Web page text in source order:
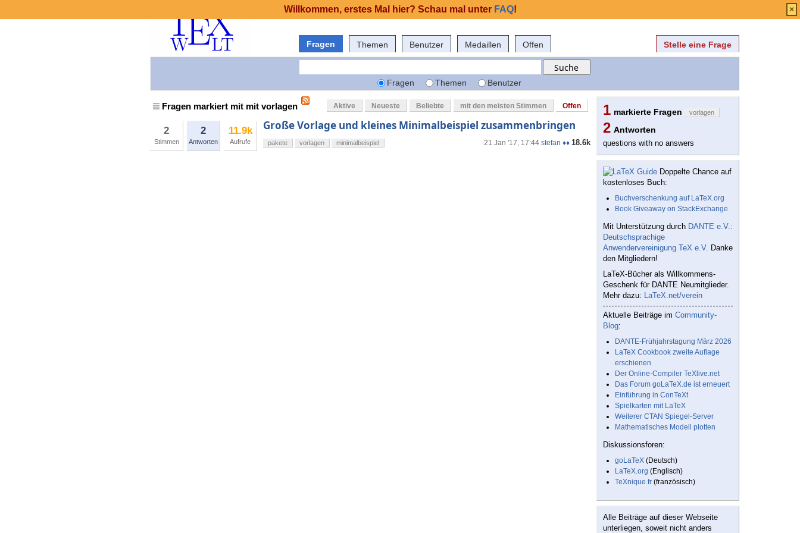
Fragen Themen Benutzer Medaillen Offen Stelle eine Frage
Fragen Themen Benutzer
Fragen markiert mit mit vorlagen Aktive Neueste Beliebte mit den meisten Stimmen Offen
2
Stimmen
2
Antworten
11.9k
Aufrufe
Große Vorlage und kleines Minimalbeispiel zusammenbringen
21 Jan '17, 17:44 stefan ♦♦ 18.6k
pakete vorlagen minimalbeispiel
1 markierte Fragen vorlagen
2 Antworten
questions with no answers
Doppelte Chance auf
kostenloses Buch:
Buchverschenkung auf LaTeX.org
Book Giveaway on StackExchange
Mit Unterstützung durch DANTE e.V.:
Deutschsprachige
Anwendervereinigung TeX e.V. Danke
den Mitgliedern!
LaTeX-Bücher als Willkommens-
Geschenk für DANTE Neumitglieder.
Mehr dazu: LaTeX.net/verein
Aktuelle Beiträge im Community-
Blog:
DANTE-Frühjahrstagung März 2026
LaTeX Cookbook zweite Auflage
erschienen
Der Online-Compiler TeXlive.net
Das Forum goLaTeX.de ist erneuert
Einführung in ConTeXt
Spielkarten mit LaTeX
Weiterer CTAN Spiegel-Server
Mathematisches Modell plotten
Diskussionsforen:
goLaTeX (Deutsch)
LaTeX.org (Englisch)
TeXnique.fr (französisch)
Alle Beiträge auf dieser Webseite
unterliegen, soweit nicht anders
Willkommen, erstes Mal hier? Schau mal unter FAQ! ×